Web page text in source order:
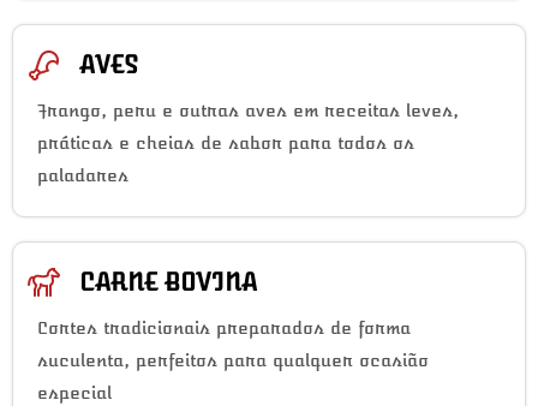
AVES
Frango, peru e outras aves em receitas leves,
práticas e cheias de sabor para todos os
paladares
CARNE BOVINA
Cortes tradicionais preparados de forma
suculenta, perfeitos para qualquer ocasião
especial